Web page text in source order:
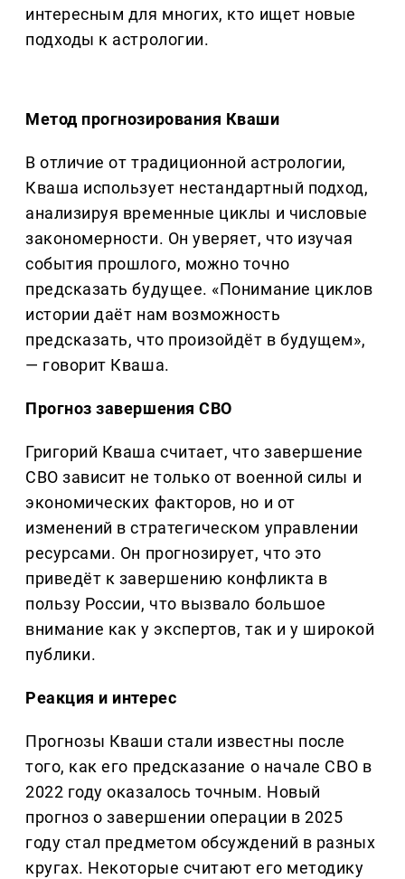
интересным для многих, кто ищет новые
подходы к астрологии.
Метод прогнозирования Кваши
В отличие от традиционной астрологии,
Кваша использует нестандартный подход,
анализируя временные циклы и числовые
закономерности. Он уверяет, что изучая
события прошлого, можно точно
предсказать будущее. «Понимание циклов
истории даёт нам возможность
предсказать, что произойдёт в будущем»,
— говорит Кваша.
Прогноз завершения СВО
Григорий Кваша считает, что завершение
СВО зависит не только от военной силы и
экономических факторов, но и от
изменений в стратегическом управлении
ресурсами. Он прогнозирует, что это
приведёт к завершению конфликта в
пользу России, что вызвало большое
внимание как у экспертов, так и у широкой
публики.
Реакция и интерес
Прогнозы Кваши стали известны после
того, как его предсказание о начале СВО в
2022 году оказалось точным. Новый
прогноз о завершении операции в 2025
году стал предметом обсуждений в разных
кругах. Некоторые считают его методику